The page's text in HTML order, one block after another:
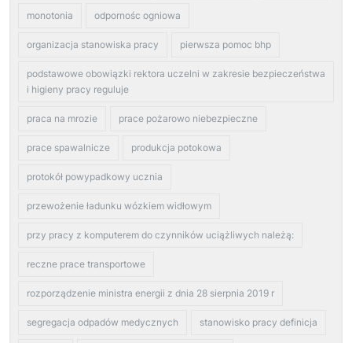
monotonia odpornośc ogniowa
organizacja stanowiska pracy pierwsza pomoc bhp
podstawowe obowiązki rektora uczelni w zakresie bezpieczeństwa
i higieny pracy reguluje
praca na mrozie prace pożarowo niebezpieczne
prace spawalnicze produkcja potokowa
protokół powypadkowy ucznia
przewożenie ładunku wózkiem widłowym
przy pracy z komputerem do czynników uciążliwych należą:
reczne prace transportowe
rozporządzenie ministra energii z dnia 28 sierpnia 2019 r
segregacja odpadów medycznych stanowisko pracy definicja